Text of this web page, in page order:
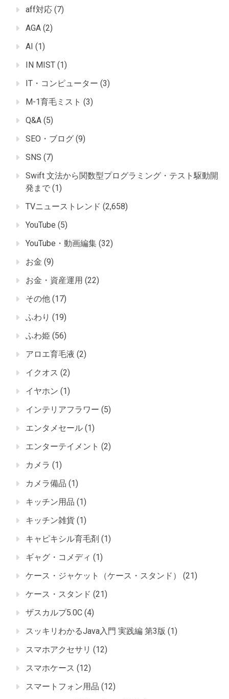
aff対応 (7)
AGA (2)
AI (1)
IN MIST (1)
IT・コンピューター (3)
M-1育毛ミスト (3)
Q&A (5)
SEO・ブログ (9)
SNS (7)
Swift 文法から関数型プログラミング・テスト駆動開
発まで (1)
TVニューストレンド (2,658)
YouTube (5)
YouTube・動画編集 (32)
お金 (9)
お金・資産運用 (22)
その他 (17)
ふわり (19)
ふわ姫 (56)
アロエ育毛液 (2)
イクオス (2)
イヤホン (1)
インテリアフラワー (5)
エンタメセール (1)
エンターテイメント (2)
カメラ (1)
カメラ備品 (1)
キッチン用品 (1)
キッチン雑貨 (1)
キャピキシル育毛剤 (1)
ギャグ・コメディ (1)
ケース・ジャケット（ケース・スタンド）
(21)
ケース・スタンド (21)
ザスカルプ5.0C (4)
スッキリわかるJava入門 実践編 第3版 (1)
スマホアクセサリ (12)
スマホケース (12)
スマートフォン用品 (12)